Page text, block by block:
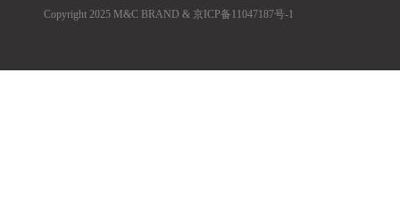
Copyright 2025 M&C BRAND & 京ICP备11047187号-1